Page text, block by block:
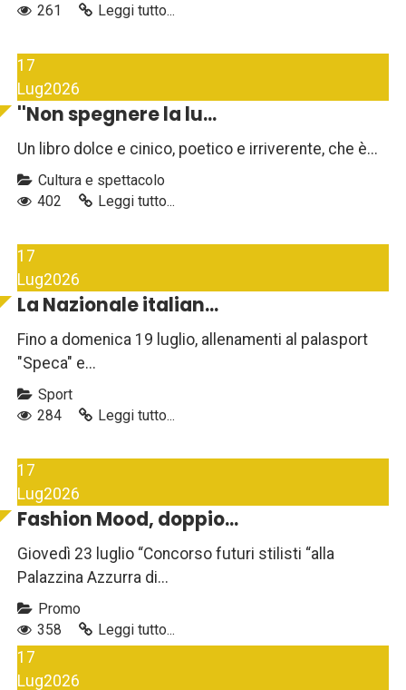
261
Leggi tutto...
17
Lug2026
''Non spegnere la lu...
Un libro dolce e cinico, poetico e irriverente, che è...
Cultura e spettacolo
402
Leggi tutto...
17
Lug2026
La Nazionale italian...
Fino a domenica 19 luglio, allenamenti al palasport
"Speca" e...
Sport
284
Leggi tutto...
17
Lug2026
Fashion Mood, doppio...
Giovedì 23 luglio “Concorso futuri stilisti “alla
Palazzina Azzurra di...
Promo
358
Leggi tutto...
17
Lug2026